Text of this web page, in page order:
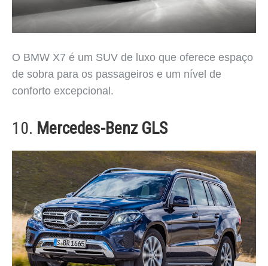
O BMW X7 é um SUV de luxo que oferece espaço
de sobra para os passageiros e um nível de
conforto excepcional.
10. Mercedes-Benz GLS